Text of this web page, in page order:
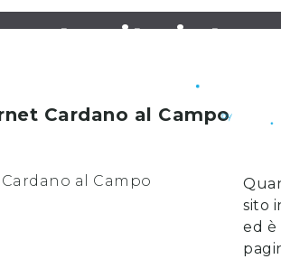
sito
Cardano al Campo
sito
ed è